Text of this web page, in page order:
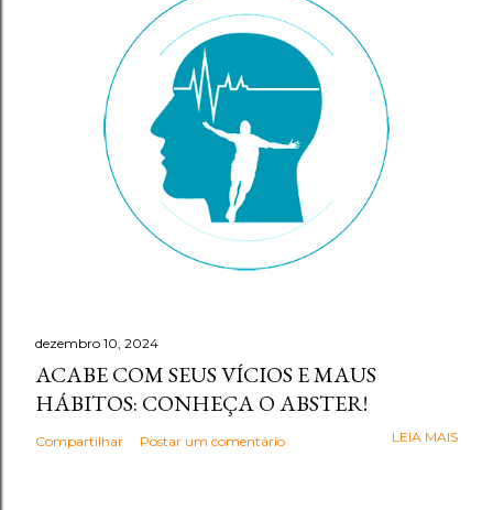
dezembro 10, 2024
ACABE COM SEUS VÍCIOS E MAUS
HÁBITOS: CONHEÇA O ABSTER!
Compartilhar Postar um comentário LEIA MAIS